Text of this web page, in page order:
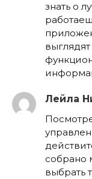
знать о
Лейла
собрано
выбрать